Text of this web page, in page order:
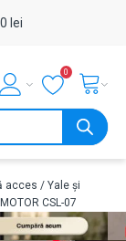
lei
0
acces / Yale și
CSL-07